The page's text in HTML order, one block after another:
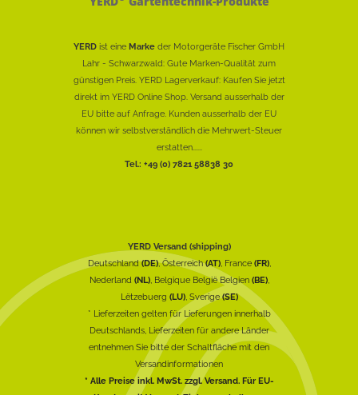
YERD ist eine Marke der Motorgeräte Fischer GmbH
Lahr - Schwarzwald: Gute Marken-Qualität zum
günstigen Preis. YERD Lagerverkauf: Kaufen Sie jetzt
direkt im YERD Online Shop. Versand ausserhalb der
EU bitte auf Anfrage. Kunden ausserhalb der EU
können wir selbstverständlich die Mehrwert-Steuer
erstatten......
Tel.: +49 (0) 7821 58838 30
YERD Versand (shipping)
Deutschland(DE), Österreich(AT), France (FR),
Nederland (NL), Belgique België Belgien (BE),
Lëtzebuerg (LU), Sverige(SE)
* Lieferzeiten gelten für Lieferungen innerhalb
Deutschlands, Lieferzeiten für andere Länder
entnehmen Sie bitte der Schaltfläche mit den
Versandinformationen
* Alle Preise inkl. MwSt. zzgl. Versand. Für EU-